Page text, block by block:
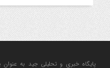
خسروی
1 هفته قبل
فرودگاه‌های کشور آمادگی
پایگاه خبری و تحلیلی جید به